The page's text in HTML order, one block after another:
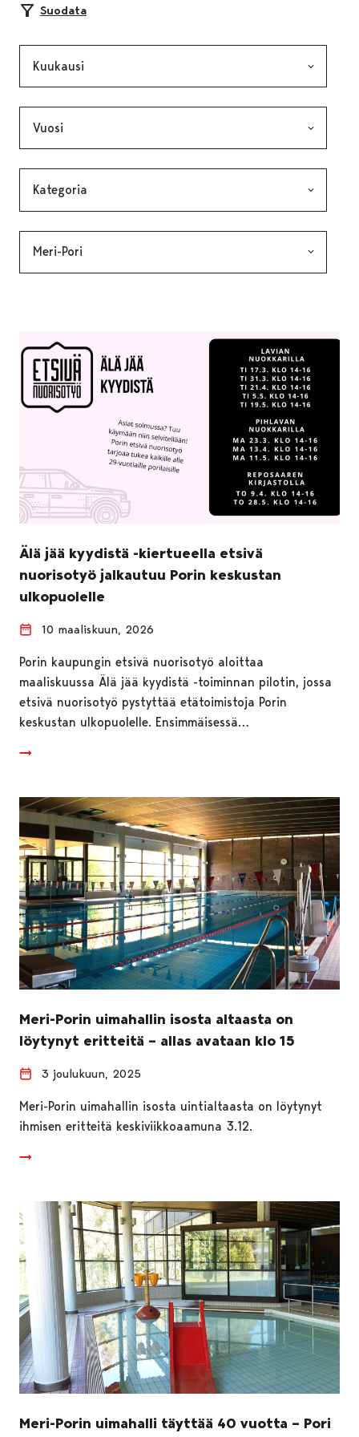
Suodata
Älä jää kyydistä -kiertueella etsivä
nuorisotyö jalkautuu Porin keskustan
ulkopuolelle
10 maaliskuun, 2026
Porin kaupungin etsivä nuorisotyö aloittaa
maaliskuussa Älä jää kyydistä -toiminnan pilotin, jossa
etsivä nuorisotyö pystyttää etätoimistoja Porin
keskustan ulkopuolelle. Ensimmäisessä…
Meri-Porin uimahallin isosta altaasta on
löytynyt eritteitä – allas avataan klo 15
3 joulukuun, 2025
Meri-Porin uimahallin isosta uintialtaasta on löytynyt
ihmisen eritteitä keskiviikkoaamuna 3.12.
Meri-Porin uimahalli täyttää 40 vuotta – Pori